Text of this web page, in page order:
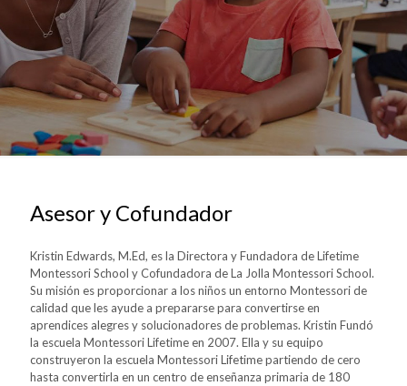
Asesor y Cofundador
Kristin Edwards, M.Ed, es la Directora y Fundadora de Lifetime
Montessori School y Cofundadora de La Jolla Montessori School.
Su misión es proporcionar a los niños un entorno Montessori de
calidad que les ayude a prepararse para convertirse en
aprendices alegres y solucionadores de problemas. Kristin Fundó
la escuela Montessori Lifetime en 2007. Ella y su equipo
construyeron la escuela Montessori Lifetime partiendo de cero
hasta convertirla en un centro de enseñanza primaria de 180